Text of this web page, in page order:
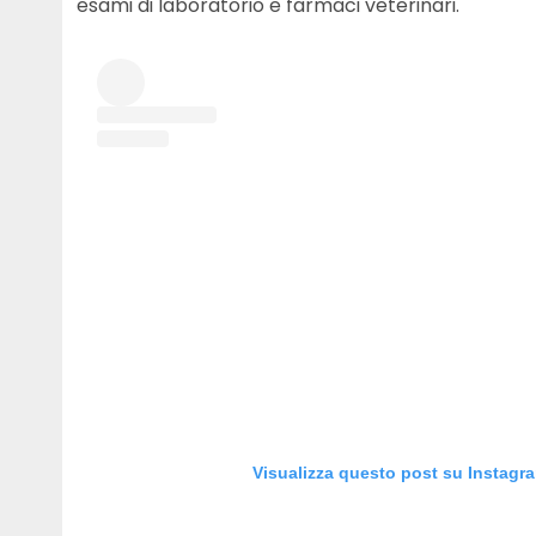
Visualizza questo post su